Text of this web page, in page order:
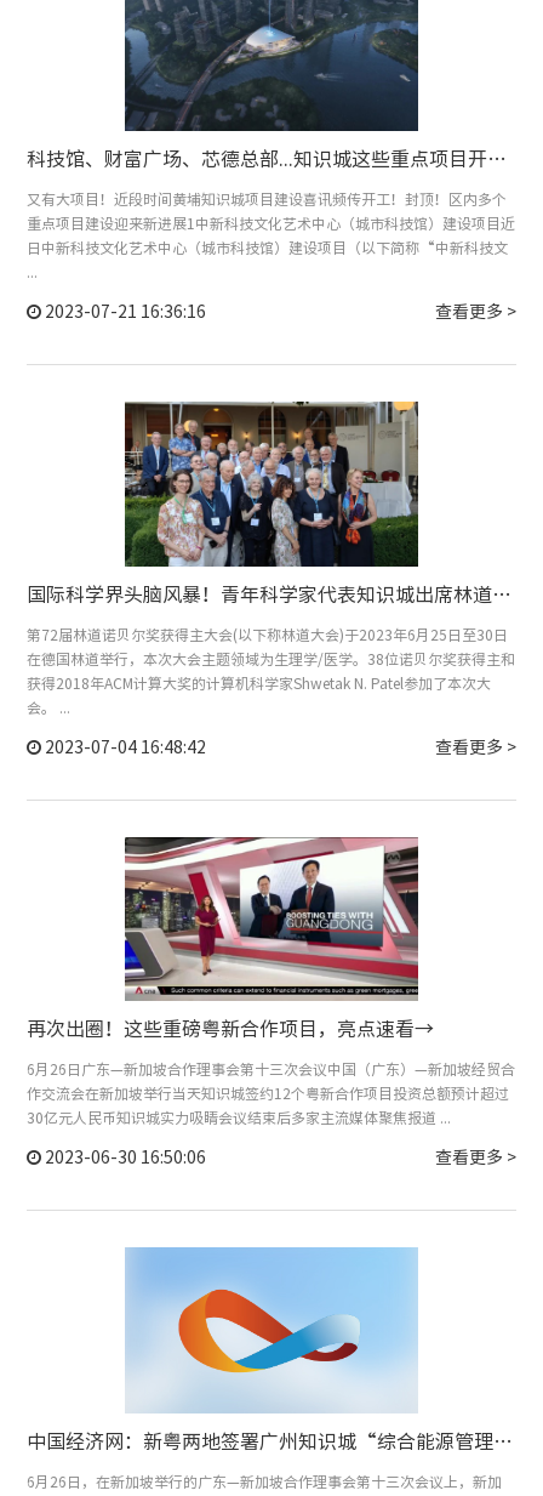
科技馆、财富广场、芯德总部...知识城这些重点项目开工、封顶 ！
又有大项目！近段时间黄埔知识城项目建设喜讯频传开工！封顶！区内多个
重点项目建设迎来新进展1中新科技文化艺术中心（城市科技馆）建设项目近
日中新科技文化艺术中心（城市科技馆）建设项目（以下简称“中新科技文
查看更多 >
2023-07-21 16:36:16
国际科学界头脑风暴！青年科学家代表知识城出席林道诺奖得主大会
第72届林道诺贝尔奖获得主大会(以下称林道大会)于2023年6月25日至30日
在德国林道举行，本次大会主题领域为生理学/医学。38位诺贝尔奖获得主和
获得2018年ACM计算大奖的计算机科学家Shwetak N. Patel参加了本次大
会。 ...
查看更多 >
2023-07-04 16:48:42
再次出圈！这些重磅粤新合作项目，亮点速看→
6月26日广东—新加坡合作理事会第十三次会议中国（广东）—新加坡经贸合
作交流会在新加坡举行当天知识城签约12个粤新合作项目投资总额预计超过
30亿元人民币知识城实力吸睛会议结束后多家主流媒体聚焦报道 ...
查看更多 >
2023-06-30 16:50:06
中国经济网：新粤两地签署广州知识城“综合能源管理与运营”合作备忘录
6月26日，在新加坡举行的广东—新加坡合作理事会第十三次会议上，新加